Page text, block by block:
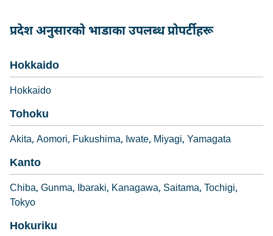
प्रदेश अनुसारको भाडाका उपलब्ध प्रोपर्टीहरू
Hokkaido
Hokkaido
Tohoku
Akita Aomori Fukushima Iwate Miyagi Yamagata
Kanto
Chiba Gunma Ibaraki Kanagawa Saitama Tochigi
Tokyo
Hokuriku